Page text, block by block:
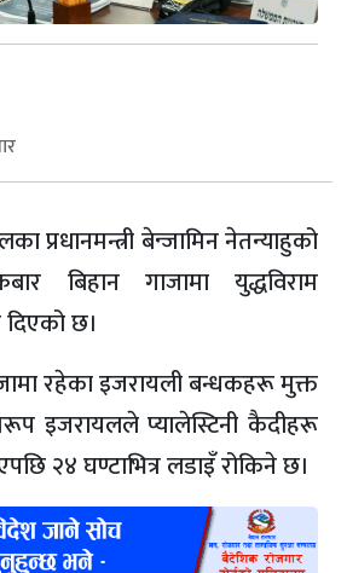
प्रधानमन्त्री बेन्जामिन नेतन्याहुको
बिहान गाजामा युद्धविराम
छ।
रहेका इजरायली बन्धकहरू मुक्त
इजरायलले प्यालेस्टिनी कैदीहरू
२४ घण्टाभित्र लडाइँ रोकिने छ।